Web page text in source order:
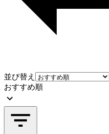
並び替え
おすすめ順